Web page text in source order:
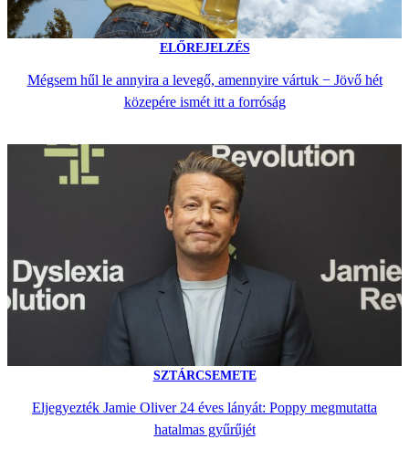
ELŐREJELZÉS
Mégsem hűl le annyira a levegő, amennyire vártuk − Jövő hét
közepére ismét itt a forróság
SZTÁRCSEMETE
Eljegyezték Jamie Oliver 24 éves lányát: Poppy megmutatta
hatalmas gyűrűjét